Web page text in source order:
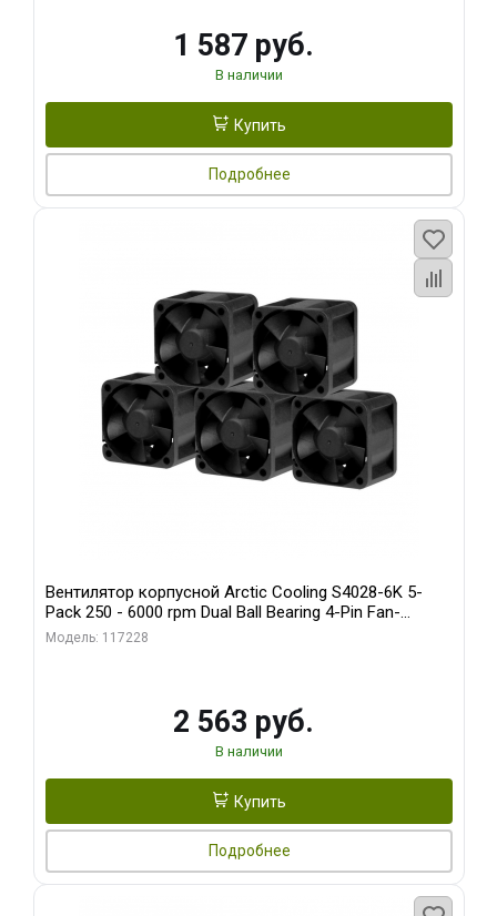
1 587 руб.
В наличии
Купить
Подробнее
Вентилятор корпусной Arctic Cooling S4028-6K 5-
Pack 250 - 6000 rpm Dual Ball Bearing 4-Pin Fan-
Connector (ACFAN00273A)
Модель: 117228
2 563 руб.
В наличии
Купить
Подробнее